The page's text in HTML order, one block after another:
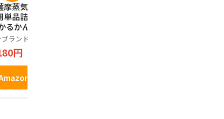
摩蒸気屋】 ご自
単品詰合せセッ
るかん2個 /かす
ん3個 /焼きどう
4個(プレーン/焦
バター/チョコ/
限定 各1個) 鹿
土産 ご自宅用
子 ※常温配送ポ
投函
ランド品
円
で見る